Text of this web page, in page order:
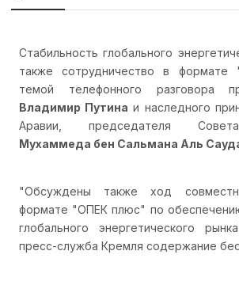
Стабильность глобального
также сотрудничество в формате
темой телефонного разговора
Владимир Путина и наследного
Аравии, председателя
Мухаммеда бен Сальмана Аль
"Обсуждены также ход
формате "ОПЕК плюс" по
глобального энергетического
пресс-служба Кремля содержание